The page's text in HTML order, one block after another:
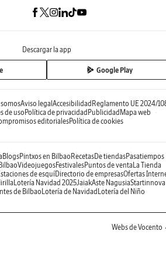
Descargar la app
Google Play
Aviso legal Accesibilidad Reglamento UE 2024/
de usoPolítica de privacidad Publicidad Mapa web
editorialesPolítica de cookies
BlogsPintxos en Bilbao RecetasDe tiendasPasatiempos
VideojuegosFestivalesPuntos de venta La Tienda
de esquíDirectorio de empresasOfertas
Lotería Navidad 2025JaiakAste NagusiaStartinnova
de Bilbao Lotería de Navidad Lotería del Niño
Webs de Vocento